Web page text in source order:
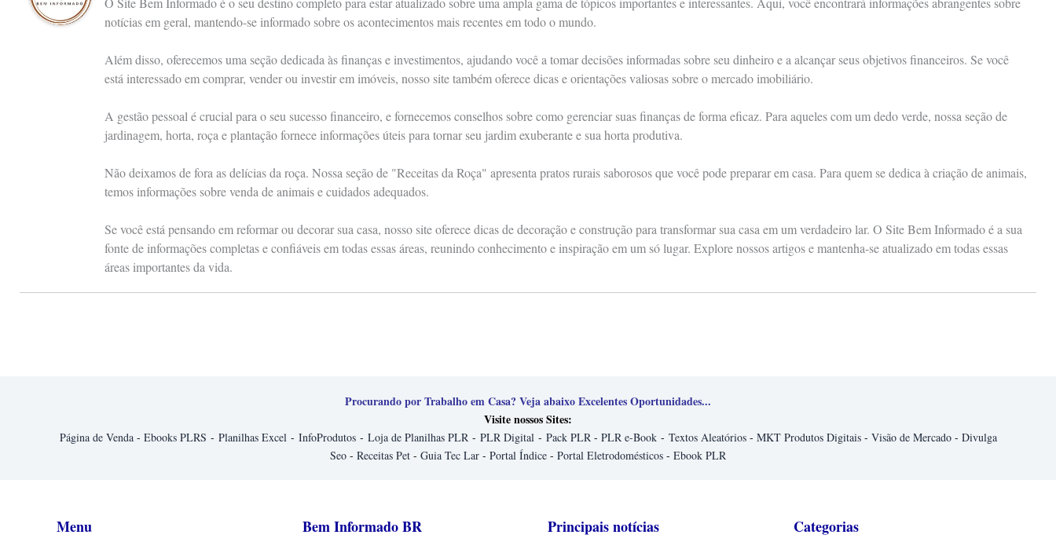
notícias em geral, mantendo-se informado sobre os acontecimentos mais recentes em todo o mundo.
Além disso, oferecemos uma seção dedicada às finanças e investimentos, ajudando você a tomar decisões informadas sobre seu dinheiro e a alcançar seus objetivos financeiros. Se você
está interessado em comprar, vender ou investir em imóveis, nosso site também oferece dicas e orientações valiosas sobre o mercado imobiliário.
A gestão pessoal é crucial para o seu sucesso financeiro, e fornecemos conselhos sobre como gerenciar suas finanças de forma eficaz. Para aqueles com um dedo verde, nossa seção de
jardinagem, horta, roça e plantação fornece informações úteis para tornar seu jardim exuberante e sua horta produtiva.
Não deixamos de fora as delícias da roça. Nossa seção de "Receitas da Roça" apresenta pratos rurais saborosos que você pode preparar em casa. Para quem se dedica à criação de animais,
temos informações sobre venda de animais e cuidados adequados.
Se você está pensando em reformar ou decorar sua casa, nosso site oferece dicas de decoração e construção para transformar sua casa em um verdadeiro lar. O Site Bem Informado é a sua
fonte de informações completas e confiáveis em todas essas áreas, reunindo conhecimento e inspiração em um só lugar. Explore nossos artigos e mantenha-se atualizado em todas essas
áreas importantes da vida.
Procurando por Trabalho em Casa? Veja abaixo Excelentes Oportunidades...
Visite nossos Sites:
Página de Venda- Ebooks PLRS - Planilhas Excel- InfoProdutos- Loja de Planilhas PLR- PLR Digital- Pack PLR- PLR e-Book- Textos Aleatórios- MKT Produtos Digitais- Visão de Mercado- Divulga
Seo - Receitas Pet - Guia Tec Lar - Portal Índice - Portal Eletrodomésticos - Ebook PLR
Menu Bem Informado BR Principais notícias Categorias